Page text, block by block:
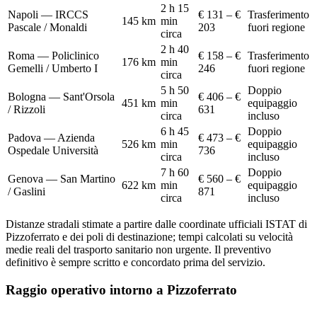
Napoli — IRCCS
Pascale / Monaldi
145 km
2 h 15
min
circa
€ 131 – €
203
Trasferimento
fuori regione
Roma — Policlinico
Gemelli / Umberto I
176 km
2 h 40
min
circa
€ 158 – €
246
Trasferimento
fuori regione
Bologna — Sant'Orsola
/ Rizzoli
451 km
5 h 50
min
circa
€ 406 – €
631
Doppio
equipaggio
incluso
Padova — Azienda
Ospedale Università
526 km
6 h 45
min
circa
€ 473 – €
736
Doppio
equipaggio
incluso
Genova — San Martino
/ Gaslini
622 km
7 h 60
min
circa
€ 560 – €
871
Doppio
equipaggio
incluso
Distanze stradali stimate a partire dalle coordinate ufficiali ISTAT di
Pizzoferrato e dei poli di destinazione; tempi calcolati su velocità
medie reali del trasporto sanitario non urgente. Il preventivo
definitivo è sempre scritto e concordato prima del servizio.
Raggio operativo intorno a Pizzoferrato